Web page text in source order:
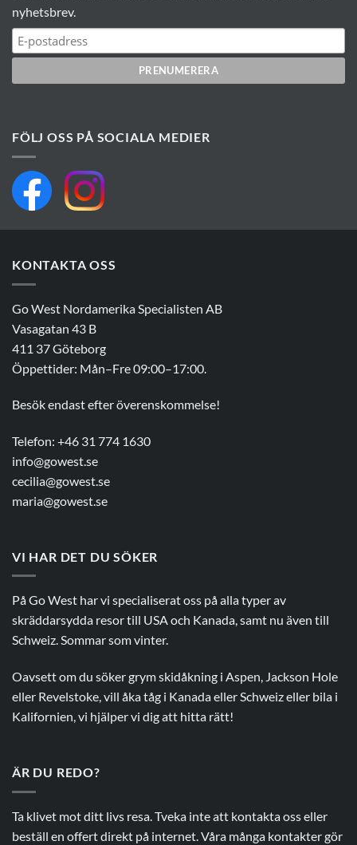
nyhetsbrev.
FÖLJ OSS PÅ SOCIALA MEDIER
KONTAKTA OSS
Go West Nordamerika Specialisten AB
Vasagatan 43 B
411 37 Göteborg
Öppettider: Mån–Fre 09:00–17:00.
Besök endast efter överenskommelse!
Telefon: +46 31 774 1630
info@gowest.se
cecilia@gowest.se
maria@gowest.se
VI HAR DET DU SÖKER
På Go West har vi specialiserat oss på alla typer av
skräddarsydda resor till USA och Kanada, samt nu även till
Schweiz. Sommar som vinter.
Oavsett om du söker grym skidåkning i Aspen, Jackson Hole
eller Revelstoke, vill åka tåg i Kanada eller Schweiz eller bila i
Kalifornien, vi hjälper vi dig att hitta rätt!
ÄR DU REDO?
Ta klivet mot ditt livs resa. Tveka inte att kontakta oss eller
beställ en offert direkt på internet. Våra många kontakter gör